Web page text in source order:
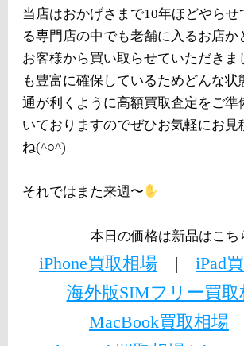
当店はおかげさまで10年ほどやらせ
る専門店の中でも老舗に入るお店か
お客様から買い取らせていただきま
も豊富に確保しているためどんな状
通が利くように高額買取査定をご準
いておりますのでぜひお気軽にお見
ね(^○^)
それではまた来週〜
本日の価格は新品はこち
iPhone買取相場 | iPad
海外版SIMフリー買取
MacBook買取相場